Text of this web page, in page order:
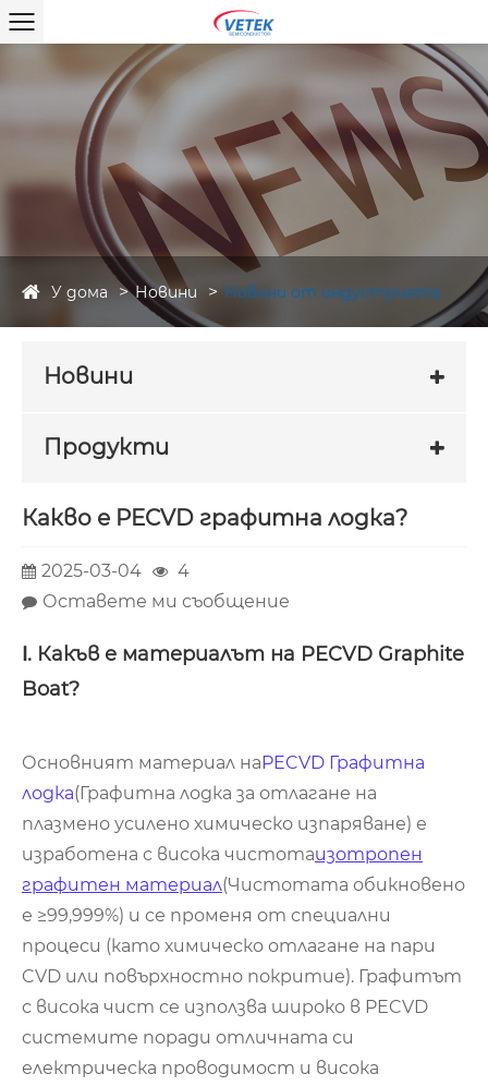
У дома Новини Новини от индустрията
Новини
Продукти
Какво е PECVD графитна лодка?
2025-03-04
4
Оставете ми съобщение
Ⅰ. Какъв е материалът на PECVD Graphite
Boat?
Основният материал наPECVD Графитна
лодка(Графитна лодка за отлагане на
плазмено усилено химическо изпаряване) е
изработена с висока чистотаизотропен
графитен материал(Чистотата обикновено
е ≥99,999%) и се променя от специални
процеси (като химическо отлагане на пари
CVD или повърхностно покритие). Графитът
с висока чист се използва широко в PECVD
системите поради отличната си
електрическа проводимост и висока